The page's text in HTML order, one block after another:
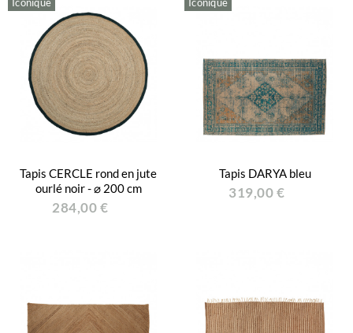
Tapis CERCLE rond en jute
ourlé noir - ⌀ 200 cm
284,00 €
Tapis DARYA bleu
319,00 €